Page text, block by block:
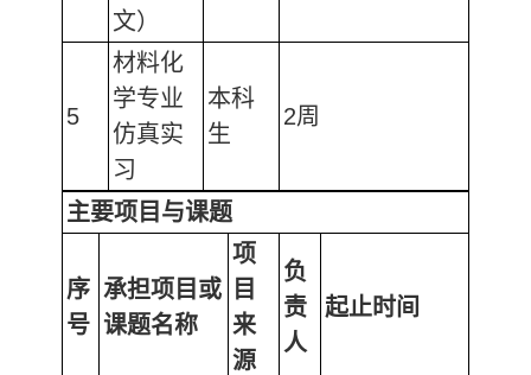
文）
5
材料化
学专业
仿真实
习
本科
生
2周
主要项目 与课题
序
号
承担项目或
课题名称
项
目
来
源
负
责
人
起止时间